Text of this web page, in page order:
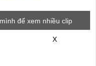
để xem nhiều clip
X